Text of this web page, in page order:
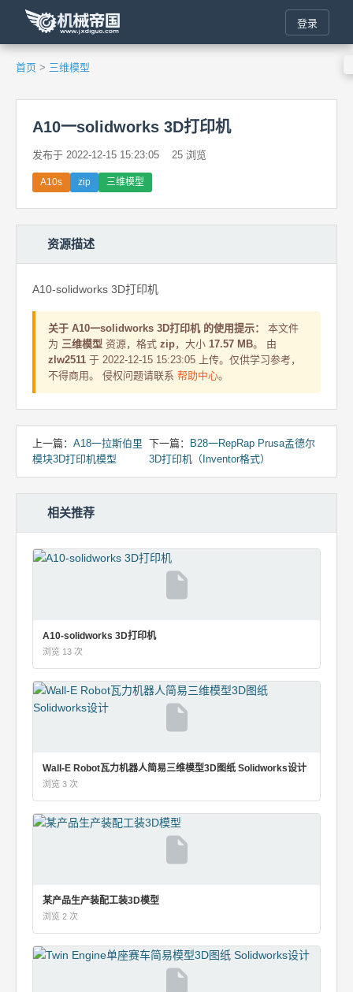
登录
首页 > 三维模型
A10一solidworks 3D打印机
发布于 2022-12-15 15:23:05 25 浏览
A10s zip 三维模型
资源描述
A10-solidworks 3D打印机
关于 A10一solidworks 3D打印机 的使用提示：
本文件
为 三维模型 资源，格式 zip，大小 17.57 MB。 由
zlw2511 于 2022-12-15 15:23:05 上传。仅供学习参考，
不得商用。 侵权问题请联系 帮助中心。
上一篇： A18一拉斯伯里
模块3D打印机模型
下一篇：
B28一RepRap Prusa孟德尔
3D打印机（Inventor格式）
相关推荐
A10-solidworks 3D打印机
浏览 13 次
Wall-E Robot瓦力机器人简易三维模型3D图纸 Solidworks设计
浏览 3 次
某产品生产装配工装3D模型
浏览 2 次